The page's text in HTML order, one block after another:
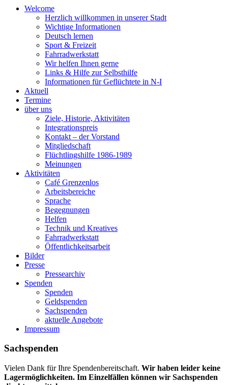
Welcome
Herzlich willkommen in unserer Stadt
Wichtige Informationen
Deutsch lernen
Sport & Freizeit
Fahrradwerkstatt
Wir helfen Ihnen gerne
Links & Hilfe zur Selbsthilfe
Informationen für Geflüchtete in N-I
Aktuell
Termine
über uns
Ziele, Historie, Aktivitäten
Integrationspreis
Kontakt – der Vorstand
Mitgliedschaft
Flüchtlingshilfe 1986-1989
Meinungen
Aktivitäten
Café Grenzenlos
Arbeitsbereiche
Sprache
Begegnungen
Helfen
Technik und Kreatives
Fahrradwerkstatt
Öffentlichkeitsarbeit
Bilder
Presse
Pressearchiv
Spenden
Spenden
Geldspenden
Sachspenden
aktuelle Angebote
Impressum
Sachspenden
Vielen Dank für Ihre Spendenbereitschaft. Wir haben leider keine
Lagermöglichkeiten. Im Einzelfällen können wir Sachspenden